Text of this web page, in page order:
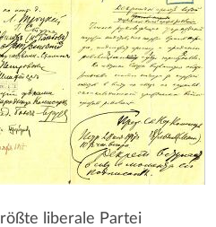
liberale Partei